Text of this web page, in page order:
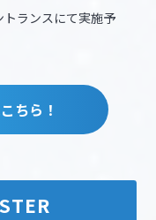
ランスにて実施予
ちら！